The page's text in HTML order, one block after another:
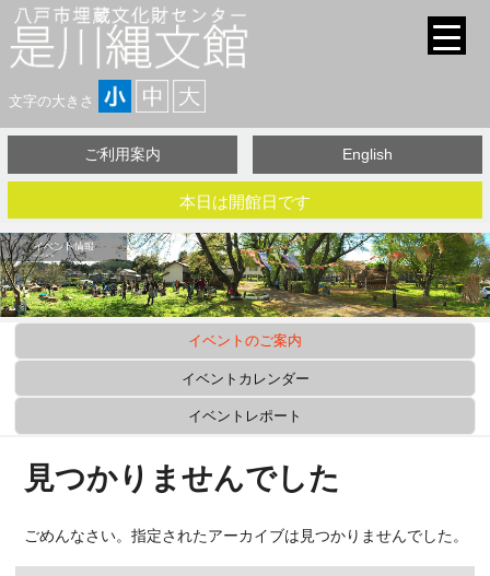
文字の大きさ
ご利用案内 English
本日は開館日です
イベントのご案内
イベントカレンダー
イベントレポート
見つかりませんでした
ごめんなさい。指定されたアーカイブは見つかりませんでした。